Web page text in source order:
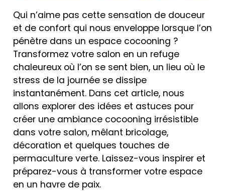
Qui n’aime pas cette sensation de douceur
et de confort qui nous enveloppe lorsque l’on
pénètre dans un espace cocooning ?
Transformez votre salon en un refuge
chaleureux où l’on se sent bien, un lieu où le
stress de la journée se dissipe
instantanément. Dans cet article, nous
allons explorer des idées et astuces pour
créer une ambiance cocooning irrésistible
dans votre salon, mêlant bricolage,
décoration et quelques touches de
permaculture verte. Laissez-vous inspirer et
préparez-vous à transformer votre espace
en un havre de paix.